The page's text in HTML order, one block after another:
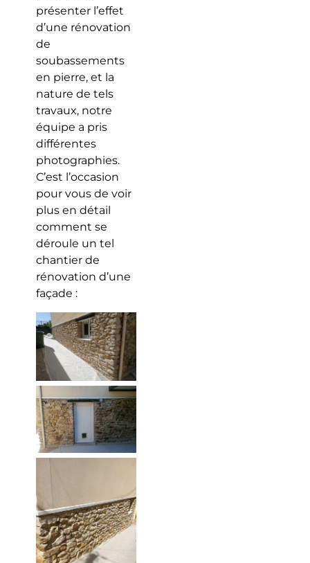
présenter l’effet
d’une rénovation
de
soubassements
en pierre, et la
nature de tels
travaux, notre
équipe a pris
différentes
photographies.
C’est l’occasion
pour vous de voir
plus en détail
comment se
déroule un tel
chantier de
rénovation d’une
façade :